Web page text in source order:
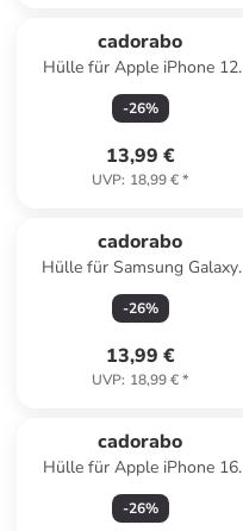
cadorabo
Hülle für Apple iPhone 12
PRO MAX Glitzer Schutzhülle
in Grau
-26%
13,99 €
UVP: 18,99 €*
cadorabo
Hülle für Samsung Galaxy
S25 Glitzer Schutzhülle in Lila
-26%
13,99 €
UVP: 18,99 €*
cadorabo
Hülle für Apple iPhone 16
PRO MAX Glitzer Schutzhülle
in Lila
-26%